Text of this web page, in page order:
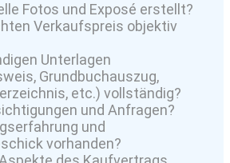
Fotos und Exposé erstellt?
Verkaufspreis objektiv
Unterlagen
Grundbuchauszug,
etc.) vollständig?
und Anfragen?
und
vorhanden?